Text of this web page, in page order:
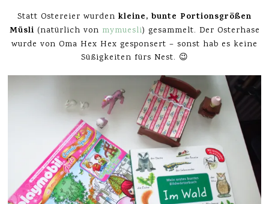
Statt Ostereier wurden kleine, bunte Portionsgrößen
Müsli (natürlich von mymuesli) gesammelt. Der Osterhase
wurde von Oma Hex Hex gesponsert – sonst hab es keine
Süßigkeiten fürs Nest. 😉